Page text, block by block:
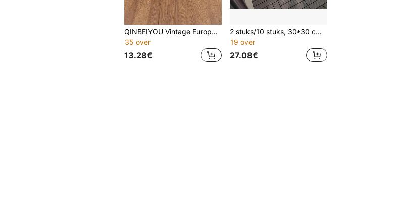
QINBEIYOU Vintage Europese stijl dubbele leren horloge- en sieradenopbergdoos, kamerdecoratie
35 over
13.28€
2 stuks/10 stuks, 30*30 cm/11,8*11,8 inch waterdicht corrosiebestendig kunststof hout voor buiten, eenvoudige installatie, vlamvertragend, slijtvast, corrosiebestendig, geschikt voor balkon, terras, tuinrenovatie, DIY kunststof in elkaar grijpende dektegels, buitendecoratie, tuin, geschikt voor terras, zwembadkant, balkon en achtertuin, waterdichte buitengrondbedekking
19 over
27.08€